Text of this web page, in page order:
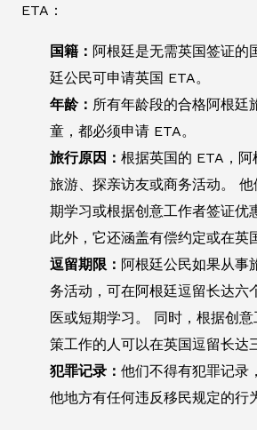
ETA：
国籍： 阿根廷是无需英国签证的
廷公民可申请英国 ETA。
年龄： 所有年龄段的合格阿根廷
童，都必须申请 ETA。
旅行原因： 根据英国的 ETA，
旅游、探亲访友或商务活动。
期学习或根据创意工作者签证优
此外，它还涵盖有偿约定或在英
逗留期限： 阿根廷公民如果从事
务活动，可在阿根廷逗留长达六
医或短期学习。 同时，根据创
策工作的人可以在英国逗留长达
犯罪记录： 他们不得有犯罪记录
他地方有任何违反移民规定的行